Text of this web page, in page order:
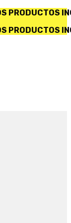
✅ SERVICIO
✅ SERVICIO